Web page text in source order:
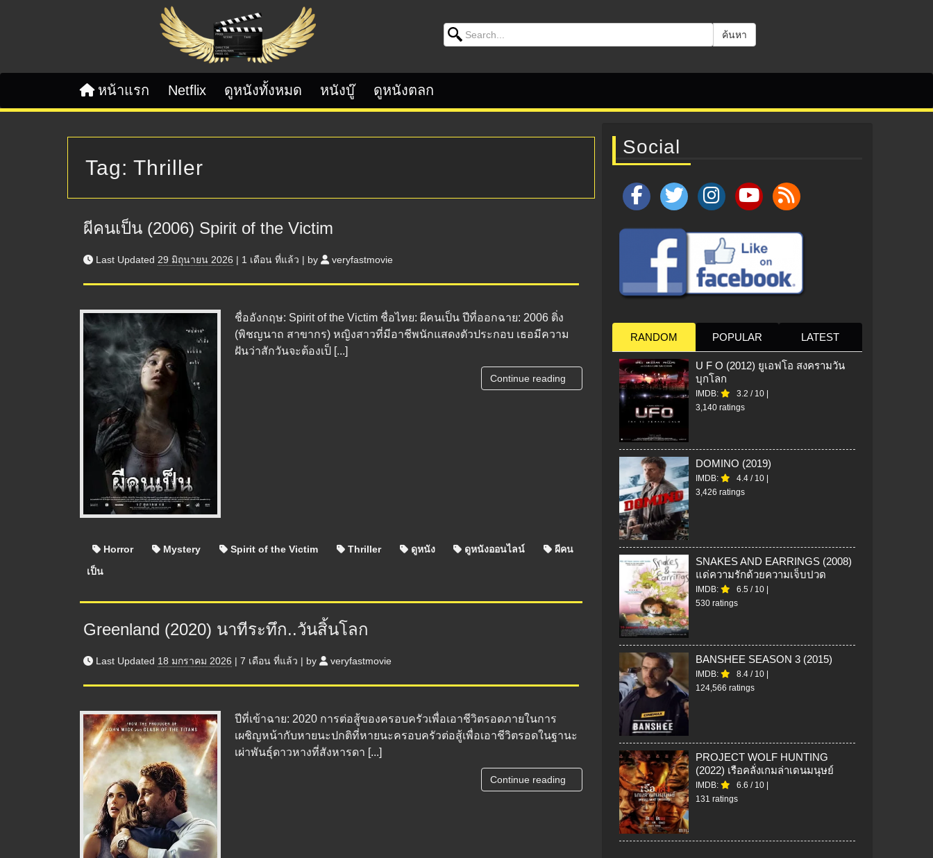
Search for: ค้นหา
หน้าแรก Netflix ดูหนังทั้งหมด หนังบู๊ ดูหนังตลก
Tag: Thriller
ผีคนเป็น (2006) Spirit of the Victim
Last Updated 29 มิถุนายน 2026 | 1 เดือน ที่แล้ว | by veryfastmovie
ชื่ออังกฤษ: Spirit of the Victim ชื่อไทย: ผีคนเป็น ปีที่ออกฉาย: 2006 ติ่ง
(พิชญนาถ สาขากร) หญิงสาวที่มีอาชีพนักแสดงตัวประกอบ เธอมีความ
ฝันว่าสักวันจะต้องเป็ [...]
Continue reading
Horror Mystery Spirit of the Victim Thriller ดูหนัง ดูหนังออนไลน์
ผีคน
เป็น
Greenland (2020) นาทีระทึก..วันสิ้นโลก
Last Updated 18 มกราคม 2026 | 7 เดือน ที่แล้ว | by veryfastmovie
ปีที่เข้าฉาย: 2020 การต่อสู้ของครอบครัวเพื่อเอาชีวิตรอดภายในการ
เผชิญหน้ากับหายนะปกติที่หายนะครอบครัวต่อสู้เพื่อเอาชีวิตรอดในฐานะ
เผ่าพันธุ์ดาวหางที่สังหารดา [...]
Continue reading
Social
RANDOM POPULAR LATEST
U F O (2012) ยูเอฟโอ สงครามวัน
บุกโลก
IMDB: 3.2 / 10 |
3,140 ratings
DOMINO (2019)
IMDB: 4.4 / 10 |
3,426 ratings
SNAKES AND EARRINGS (2008)
แด่ความรักด้วยความเจ็บปวด
IMDB: 6.5 / 10 |
530 ratings
BANSHEE SEASON 3 (2015)
IMDB: 8.4 / 10 |
124,566 ratings
PROJECT WOLF HUNTING
(2022) เรือคลั่งเกมล่าเดนมนุษย์
IMDB: 6.6 / 10 |
131 ratings